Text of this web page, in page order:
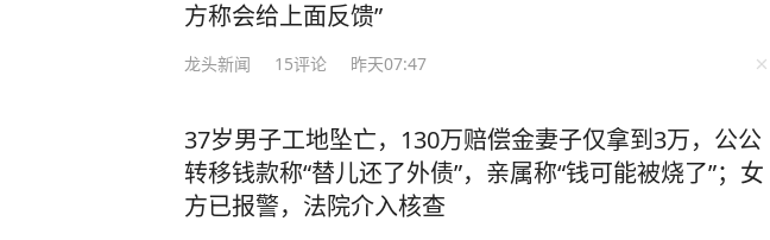
方称会给上面反馈”
龙头新闻 15评论 昨天07:47
37岁男子工地坠亡，130万赔偿金妻子仅拿到3万，公公
转移钱款称“替儿还了外债”，亲属称“钱可能被烧了”；女
方已报警，法院介入核查